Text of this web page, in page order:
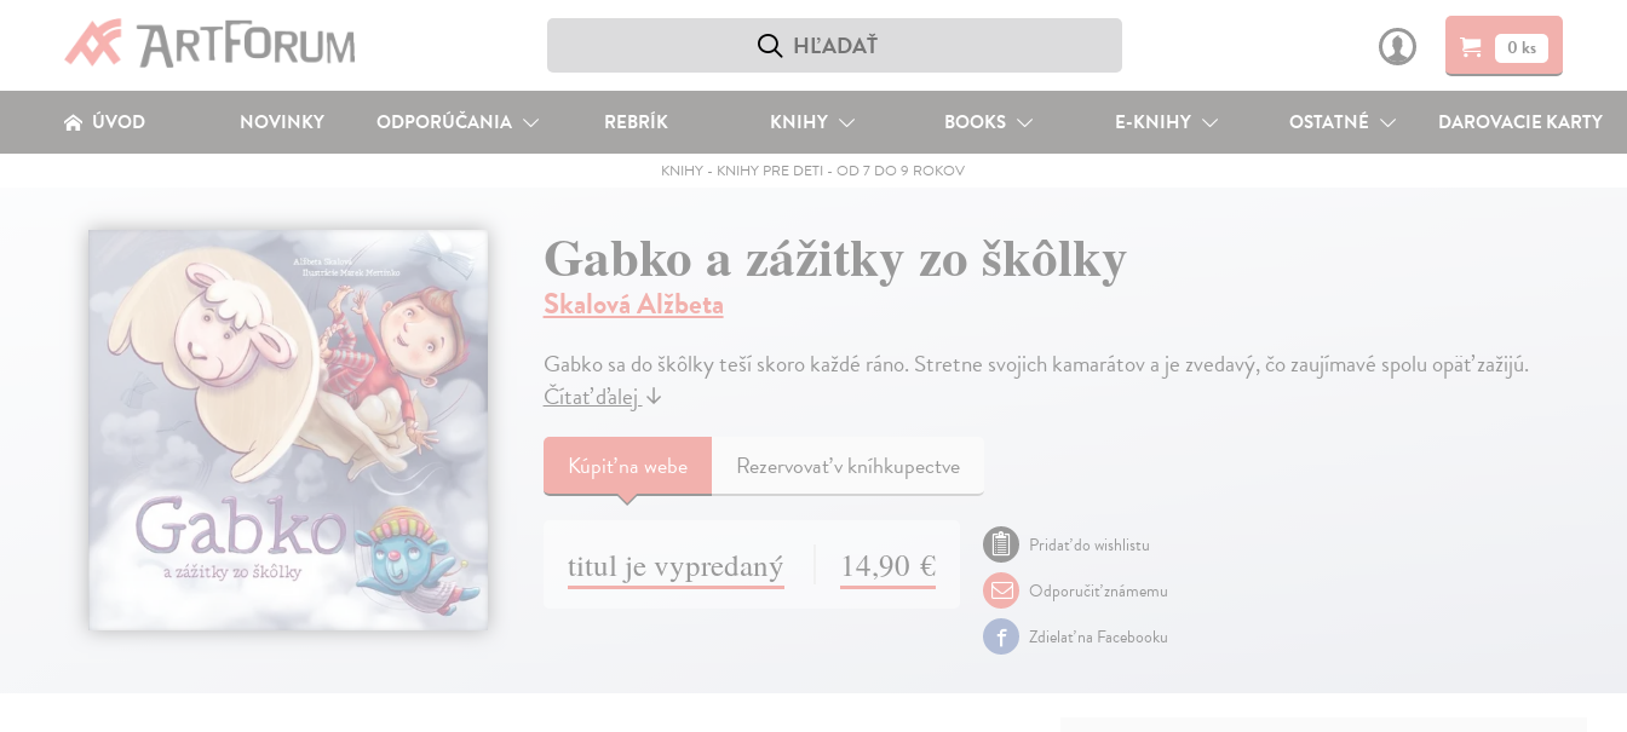
0 ks
ÚVOD NOVINKY ODPORÚČANIA REBRÍK KNIHY BOOKS E-KNIHY OSTATNÉ DAROVACIE KARTY
KNIHY - KNIHY PRE DETI -OD 7 DO 9 ROKOV
Gabko a zážitky zo škôlky
Skalová Alžbeta
Gabko sa do škôlky teší skoro každé ráno. Stretne svojich kamarátov a je zvedavý, čo zaujímavé spolu opäť zažijú.
Čítať ďalej↓
Kúpiťna webe Rezervovať v kníhkupectve
titul je vypredaný 14,90 €
Pridať do wishlistu
Odporučiť známemu
Zdielať na Facebooku